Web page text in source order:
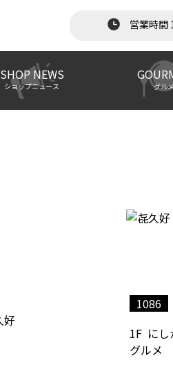
営業時間
SHOP NEWS
ショップニュース グル
1086
1F に
グルメ